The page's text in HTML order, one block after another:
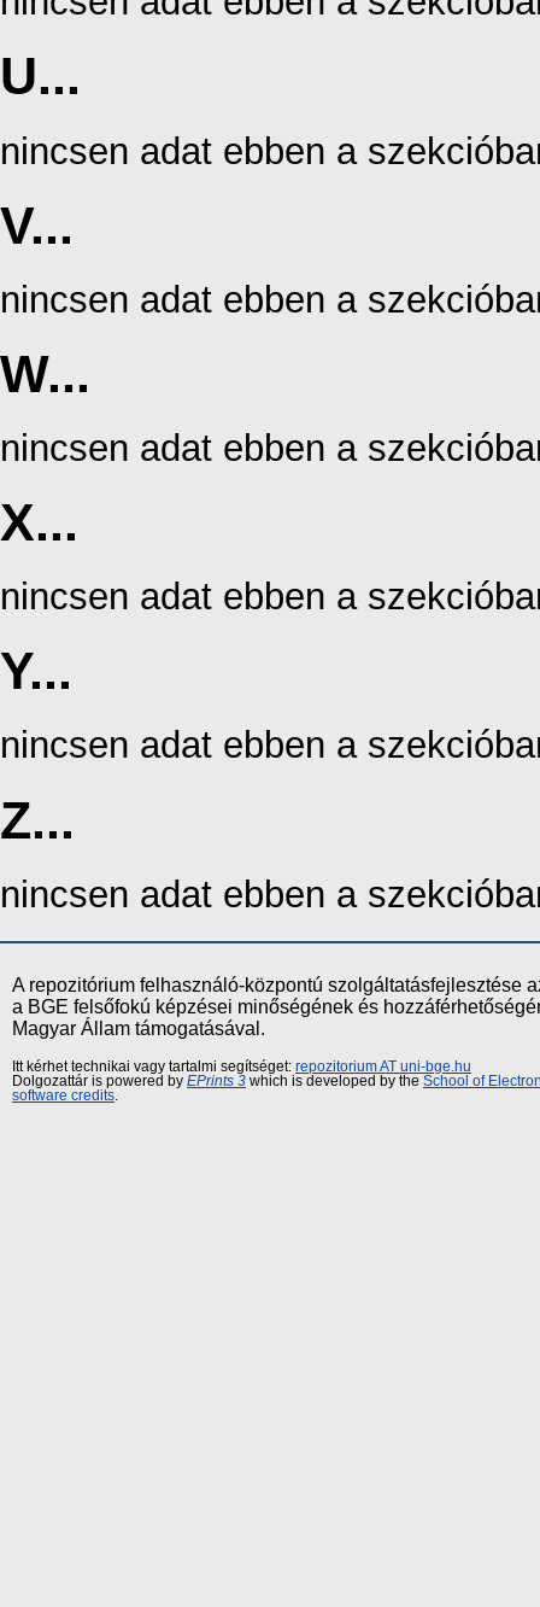
U...
nincsen adat ebben a
V...
nincsen adat ebben a
W...
nincsen adat ebben a
X...
nincsen adat ebben a
Y...
nincsen adat ebben a
Z...
nincsen adat ebben a
A repozitórium felhasználó-központú szolgáltatásfejlesztése
a BGE felsőfokú képzései minőségének és
Magyar Állam támogatásával.
Itt kérhet technikai vagy tartalmi segítséget: repozitorium AT uni-bge.hu
Dolgozattár is powered by EPrints 3 which is developed by the School of
software credits